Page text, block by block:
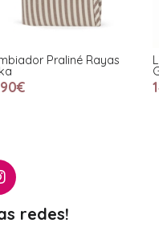
Rayas Libro
redes!